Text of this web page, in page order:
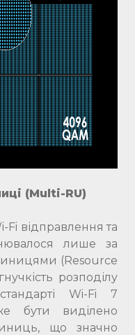
(Multi-RU)
Fi відправлення та
лише за
(Resource
розподілу
Wi-Fi 7
бути виділено
що значно